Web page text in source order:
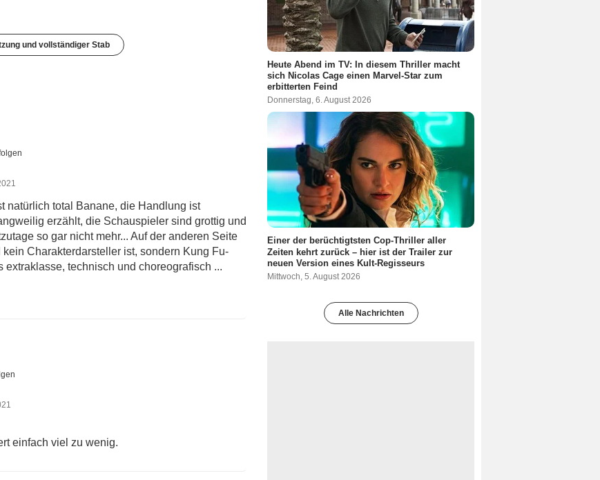
und vollständiger Stab
natürlich total Banane, die Handlung ist
erzählt, die Schauspieler sind grottig und
so gar nicht mehr... Auf der anderen Seite
Charakterdarsteller ist, sondern Kung Fu-
technisch und choreografisch ...
einfach viel zu wenig.
Heute Abend im TV: In diesem Thriller macht
sich Nicolas Cage einen Marvel-Star zum
erbitterten Feind
Donnerstag, 6. August 2026
Einer der berüchtigtsten Cop-Thriller aller
Zeiten kehrt zurück – hier ist der Trailer zur
neuen Version eines Kult-Regisseurs
Mittwoch, 5. August 2026
Alle Nachrichten